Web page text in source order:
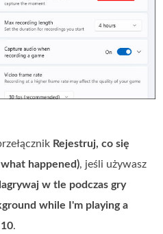
Rejestruj, co się
happened), jeśli używasz
w tle podczas gry
while I'm playing a
.